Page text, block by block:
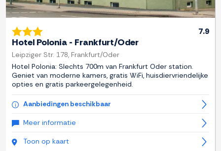
7.9
Hotel Polonia - Frankfurt/Oder
Leipziger Str. 178, Frankfurt/Oder
Hotel Polonia: Slechts 700m van Frankfurt Oder station.
Geniet van moderne kamers, gratis WiFi, huisdiervriendelijke
opties en gratis parkeergelegenheid.
Aanbiedingen beschikbaar
Meer informatie
Toon op kaart